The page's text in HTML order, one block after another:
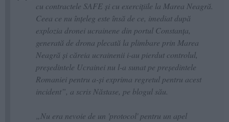
cu contractele SAFE și cu exercițiile la Marea Neagră.
Ceea ce nu înțeleg este însă de ce, imediat după
explozia dronei ucrainene din portul Constanța,
generată de drona plecată la plimbare prin Marea
Neagră și căreia ucrainenii i-au pierdut controlul,
președintele Ucrainei nu l-a sunat pe președintele
Romaniei pentru a-și exprima regretul pentru acest
incident”, a scris Năstase, pe blogul său.
„Nu era nevoie de un 'protocol' pentru un apel